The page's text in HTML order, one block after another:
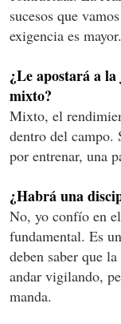
sucesos que
exigencia es mayor.
¿Le apostará a
mixto?
Mixto, el
dentro del campo.
por entrenar, una
¿Habrá una
No, yo confío en
fundamental. Es
deben saber que
andar vigilando,
manda.